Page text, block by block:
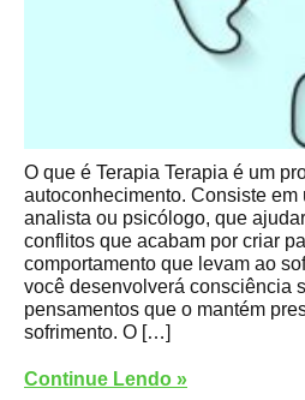
O que é Terapia Terapia é um
autoconhecimento. Consiste em
analista ou psicólogo, que
conflitos que acabam por criar
comportamento que levam ao
você desenvolverá consciência
pensamentos que o mantém
sofrimento. O […]
Continue Lendo »